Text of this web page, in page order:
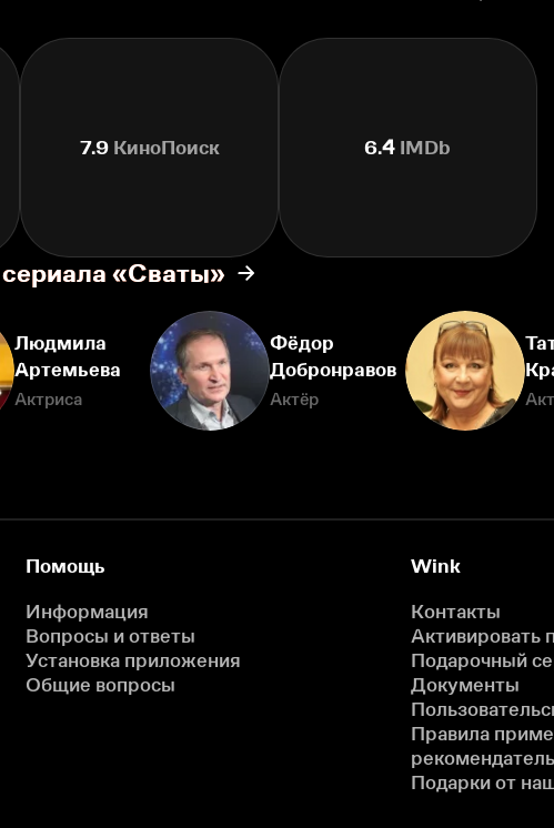
7.9КиноПоиск 6.4 IMDb
«Сваты»
Людмила
Артемьева
Актриса
Фёдор
Добронравов
Актёр
Помощь
Информация
Вопросы и ответы
Установка приложения
Общие вопросы
Wink
Контакты
Активировать
Подарочный
Документы
Правила
Подарки от